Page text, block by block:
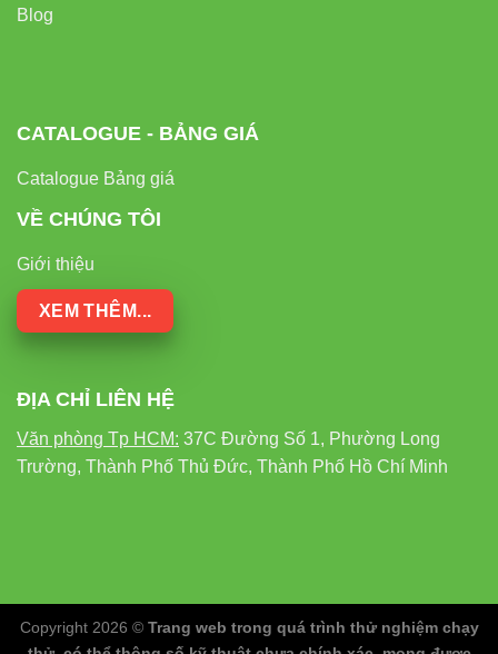
Blog
CATALOGUE - BẢNG GIÁ
Catalogue Bảng giá
VỀ CHÚNG TÔI
Giới thiệu
XEM THÊM...
ĐỊA CHỈ LIÊN HỆ
Văn phòng Tp HCM: 37C Đường Số 1, Phường Long
Trường, Thành Phố Thủ Đức, Thành Phố Hồ Chí Minh
Copyright 2026 © Trang web trong quá trình thử nghiệm chạy